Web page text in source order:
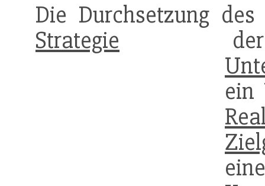
Die Durchsetzung
Strategie der
ein